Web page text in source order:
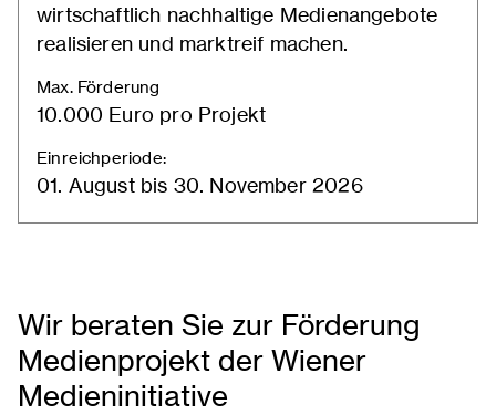
wirtschaftlich nachhaltige Medienangebote
realisieren und marktreif machen.
Max. Förderung
10.000 Euro pro Projekt
Einreichperiode:
01. August bis 30. November 2026
Wir beraten Sie zur Förderung
Medienprojekt der Wiener
Medieninitiative